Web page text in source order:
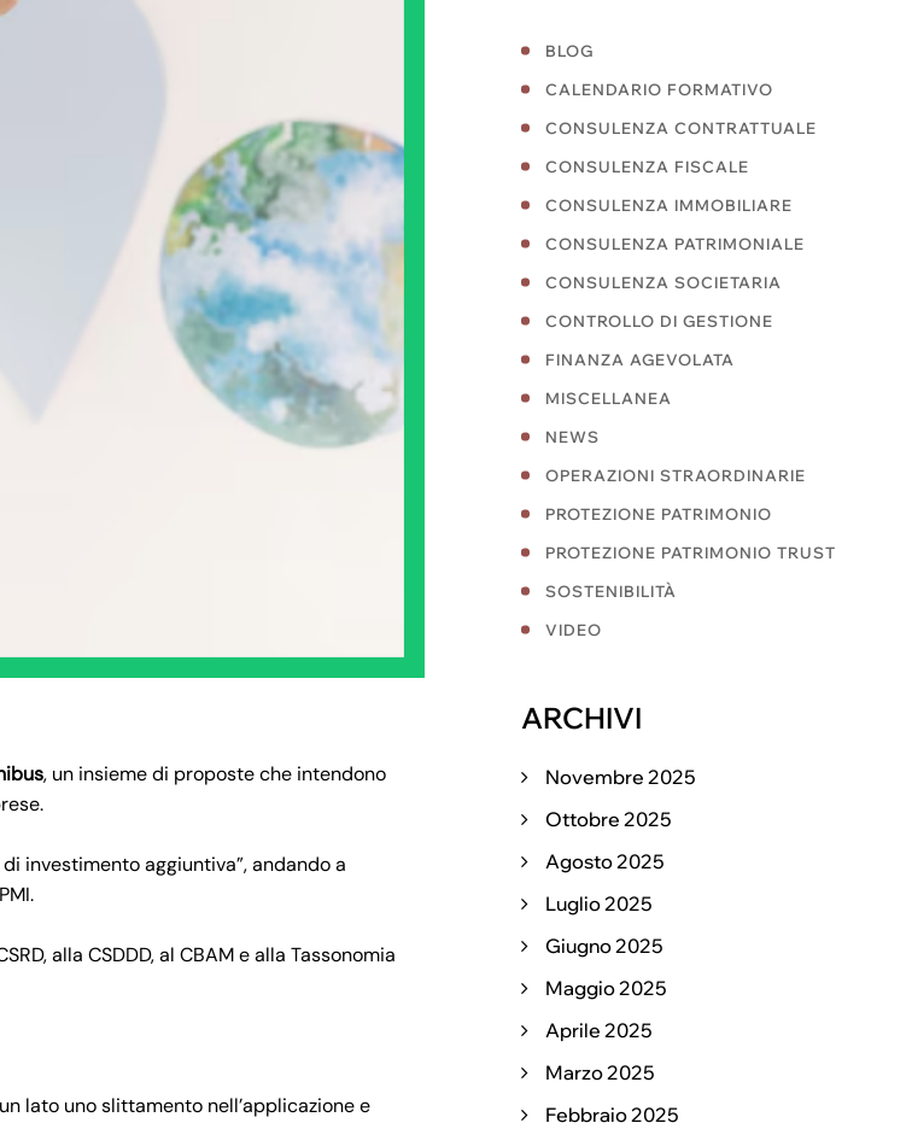
, un insieme di proposte che intendono
investimento aggiuntiva”, andando a
alla CSDDD, al CBAM e alla Tassonomia
lato uno slittamento nell’applicazione e
BLOG
CALENDARIO FORMATIVO
CONSULENZA CONTRATTUALE
CONSULENZA FISCALE
CONSULENZA IMMOBILIARE
CONSULENZA PATRIMONIALE
CONSULENZA SOCIETARIA
CONTROLLO DI GESTIONE
FINANZA AGEVOLATA
MISCELLANEA
NEWS
OPERAZIONI STRAORDINARIE
PROTEZIONE PATRIMONIO
PROTEZIONE PATRIMONIO TRUST
SOSTENIBILITÀ
VIDEO
ARCHIVI
Novembre 2025
Ottobre 2025
Agosto 2025
Luglio 2025
Giugno 2025
Maggio 2025
Aprile 2025
Marzo 2025
Febbraio 2025